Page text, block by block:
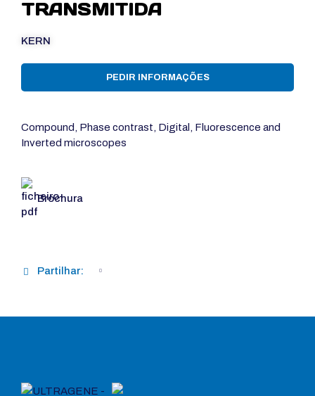
TRANSMITIDA
KERN
PEDIR INFORMAÇÕES
Compound, Phase contrast, Digital, Fluorescence and
Inverted microscopes
Brochura
Partilhar: